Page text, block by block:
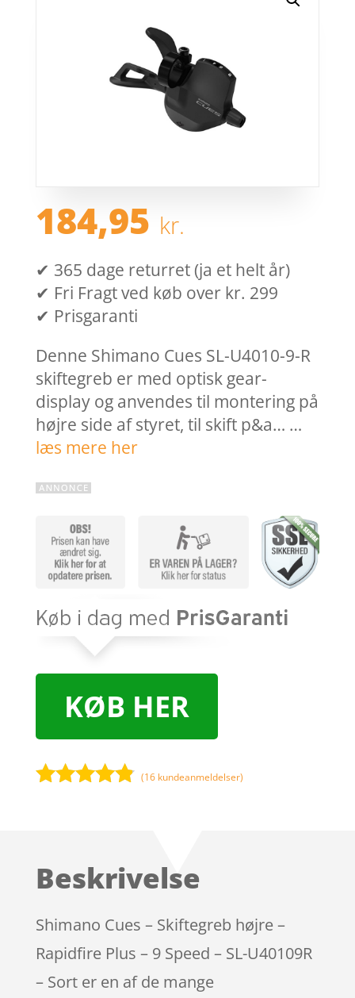
184,95 kr.
✔ 365 dage returret (ja et helt år)
✔ Fri Fragt ved køb over kr. 299
✔ Prisgaranti
Denne Shimano Cues SL-U4010-9-R
skiftegreb er med optisk gear-
display og anvendes til montering på
højre side af styret, til skift p&a… …
læs mere her
KØB HER
kundebedø
(16 kundeanmeldelser)
Beskrivelse
Shimano Cues – Skiftegreb højre –
Rapidfire Plus – 9 Speed – SL-U40109R
– Sort er en af de mange